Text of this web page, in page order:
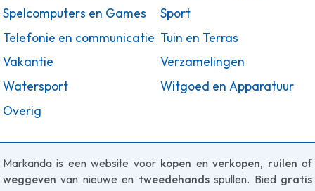
Spelcomputers en Games
Sport
Telefonie en communicatie Tuin en Terras
Vakantie
Verzamelingen
Watersport
Witgoed en Apparatuur
Overig
Markanda is een website voor kopen enverkopen, ruilen of
weggeven van nieuwe en tweedehandsspullen. Bied gratis